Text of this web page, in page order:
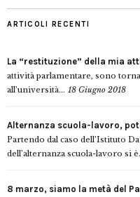
ARTICOLI RECENTI
La “restituzione” della mia
attività parlamentare, sono
all’università... 18 Giugno 2018
Alternanza scuola-lavoro,
Partendo dal caso dell’Istituto
dell’alternanza scuola-lavoro si
8 marzo, siamo la metà del